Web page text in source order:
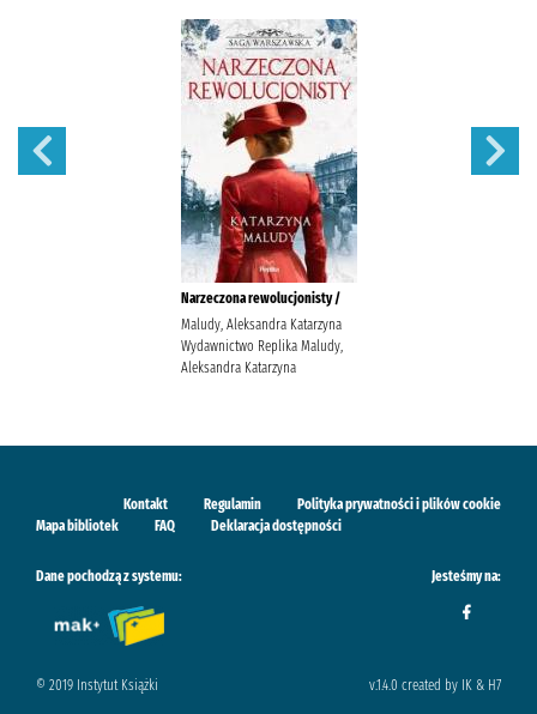
Narzeczona rewolucjonisty /
Maludy, Aleksandra Katarzyna
Wydawnictwo Replika Maludy,
Aleksandra Katarzyna
Kontakt Regulamin
Polityka prywatności i plików cookie
Mapa bibliotek
FAQ Deklaracja dostępności
Dane pochodzą z systemu: Jesteśmy na:
© 2019 Instytut Książki v.1.4.0 created by IK & H7